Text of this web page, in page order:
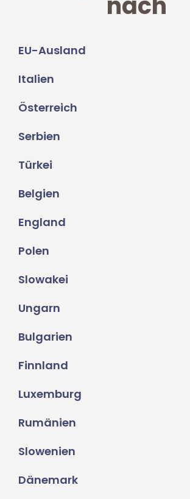
EU-Ausland
Italien
Österreich
Serbien
Türkei
Belgien
England
Polen
Slowakei
Ungarn
Bulgarien
Finnland
Luxemburg
Rumänien
Slowenien
Dänemark